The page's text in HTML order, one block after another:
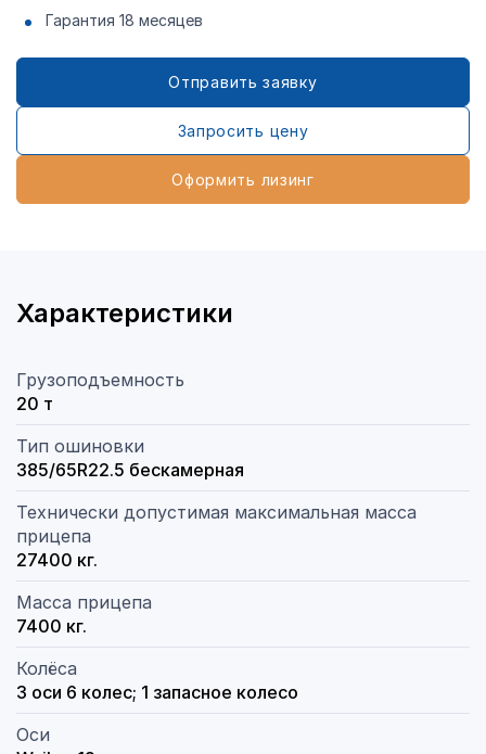
Гарантия 18 месяцев
Отправить заявку
Запросить цену
Оформить лизинг
Характеристики
Грузоподъемность
20 т
Тип ошиновки
385/65R22.5 бескамерная
Технически допустимая максимальная масса
прицепа
27400 кг.
Масса прицепа
7400 кг.
Колёса
3 оси 6 колес; 1 запасное колесо
Оси